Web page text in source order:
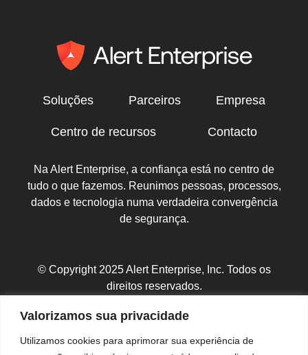
Valorizamos sua privacidade
Utilizamos cookies para aprimorar sua experiência de
Soluções Parceiros Empresa
Centro de recursos Contacto
Na Alert Enterprise, a confiança está no centro de
tudo o que fazemos. Reunimos pessoas, processos,
dados e tecnologia numa verdadeira convergência
de segurança.
© Copyright 2025 Alert Enterprise, Inc. Todos os
direitos reservados.